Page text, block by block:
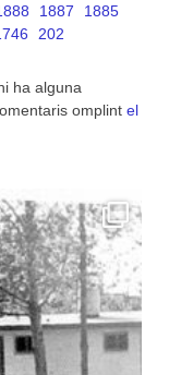
1887
1885
202
ha alguna
omplint el